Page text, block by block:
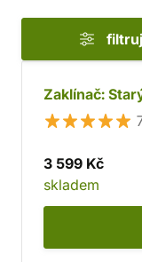
odhadnout
filtruj
Zaklínač:
3 599 Kč
skladem